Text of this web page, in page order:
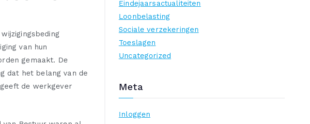
van hun
gemaakt. De
dat het belang van de
de werkgever
Eindejaarsactualiteiten
Loonbelasting
Sociale verzekeringen
Toeslagen
Uncategorized
Meta
Inloggen